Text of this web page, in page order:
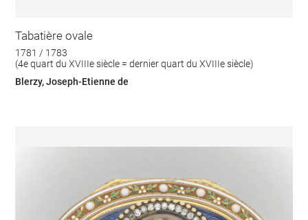
Tabatière ovale
1781 / 1783
(4e quart du XVIIIe siècle = dernier quart du XVIIIe siècle)
Blerzy, Joseph-Etienne de